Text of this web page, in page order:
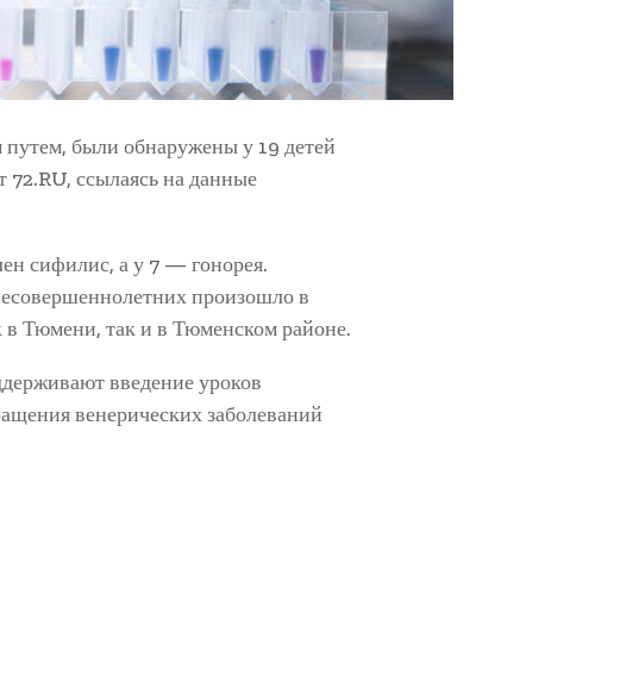
были обнаружены у 19 детей
ссылаясь на данные
сифилис, а у 7 — гонорея.
произошло в
в Тюмени, так и в Тюменском районе.
введение уроков
венерических заболеваний